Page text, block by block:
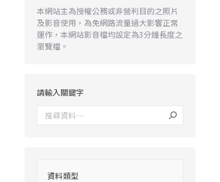
本網站主為授權公務或非營利目的之照片
及影音使用，為免網路流量過大影響正常
運作，本網站影音檔均設定為3分鐘長度之
瀏覽檔。
請輸入關鍵字
資料類型